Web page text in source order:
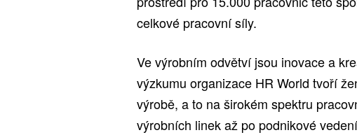
celkové pracovní síly.
Ve výrobním odvětví jsou inovace a
výzkumu organizace HR World tvoří
výrobě, a to na širokém spektru
výrobních linek až po podnikové